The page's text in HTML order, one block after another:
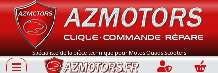
Spécialiste de la pièce technique pour Motos Quads Scooters
Connection